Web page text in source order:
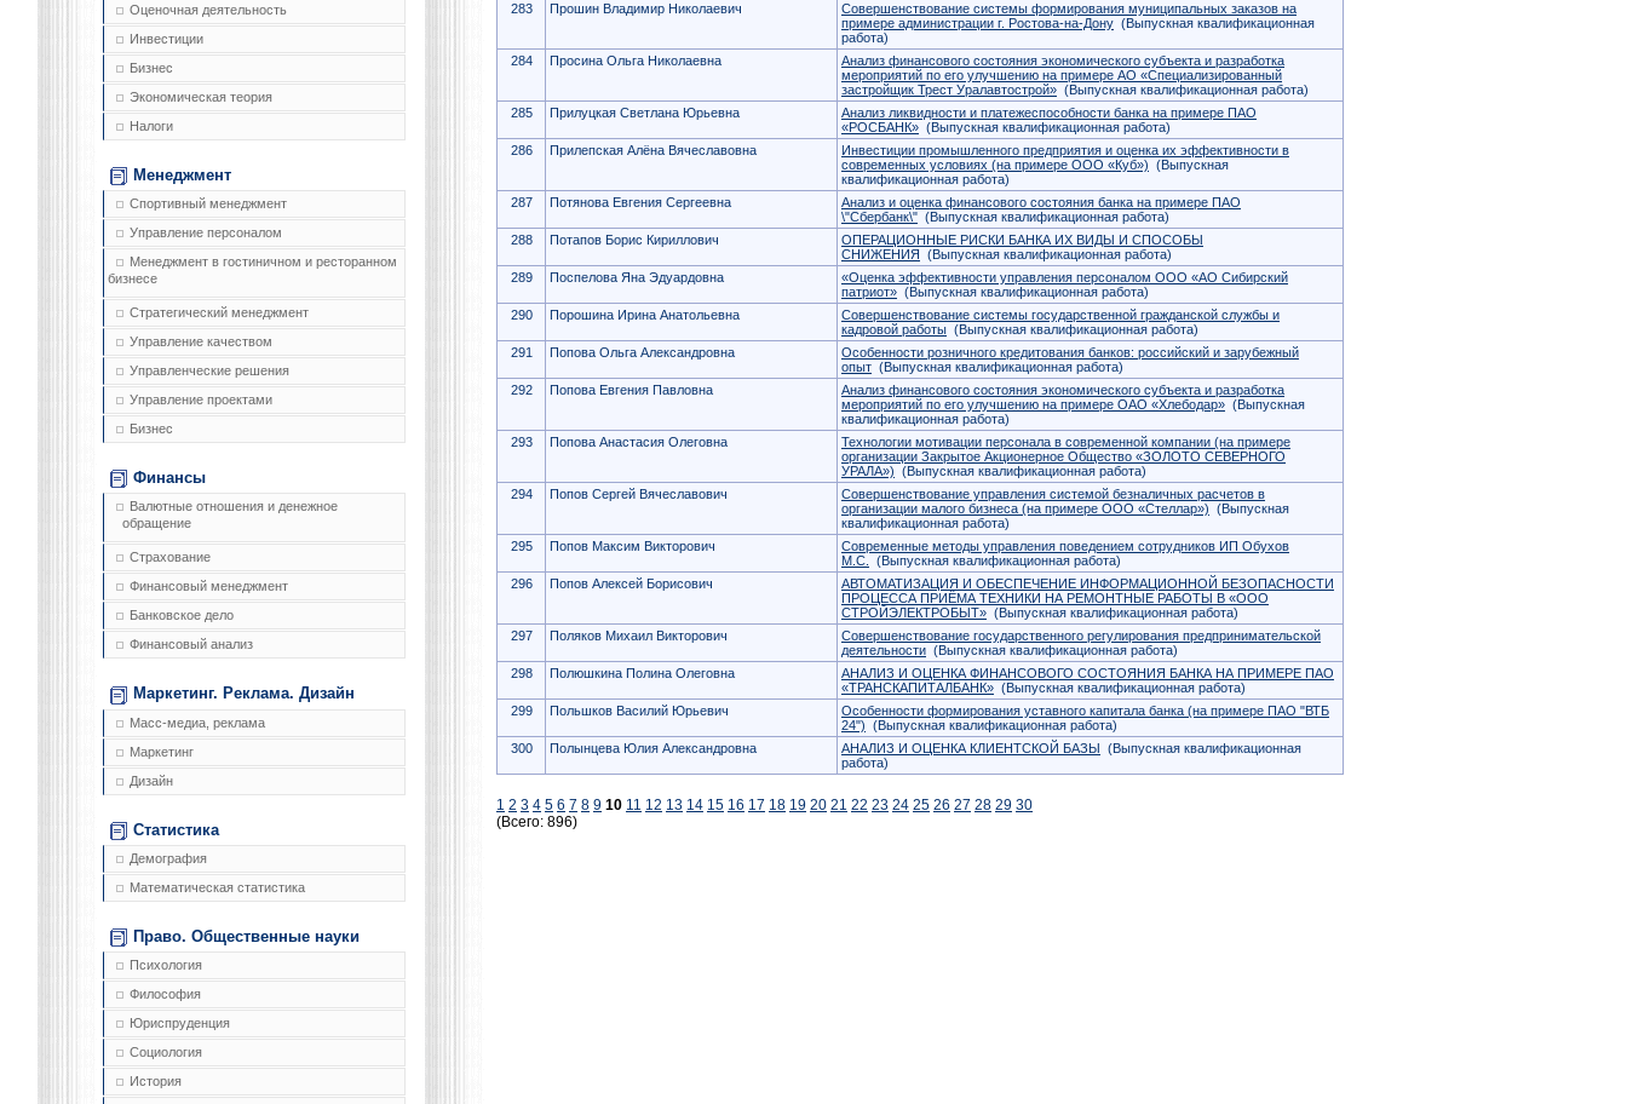
Оценочная деятельность
Инвестиции
Бизнес
Экономическая теория
Налоги
Менеджмент
Спортивный менеджмент
Управление персоналом
Менеджмент в гостиничном и ресторанном
бизнесе
Стратегический менеджмент
Управление качеством
Управленческие решения
Управление проектами
Бизнес
Финансы
Валютные отношения и денежное
обращение
Страхование
Финансовый менеджмент
Банковское дело
Финансовый анализ
Маркетинг. Реклама. Дизайн
Масс-медиа, реклама
Маркетинг
Дизайн
Статистика
Демография
Математическая статистика
Право. Общественные науки
Психология
Философия
Юриспруденция
Социология
История
283
Прошин Владимир Николаевич
Совершенствование системы формирования муниципальных заказов на
примере администрации г. Ростова-на-Дону (Выпускная квалификационная
работа)
284
Просина Ольга Николаевна
Анализ финансового состояния экономического субъекта и разработка
мероприятий по его улучшению на примере АО «Специализированный
застройщик Трест Уралавтострой» (Выпускная квалификационная работа)
285
Прилуцкая Светлана Юрьевна
Анализ ликвидности и платежеспособности банка на примере ПАО
«РОСБАНК» (Выпускная квалификационная работа)
286
Прилепская Алёна Вячеславовна
Инвестиции промышленного предприятия и оценка их эффективности в
современных условиях (на примере ООО «Куб») (Выпускная
квалификационная работа)
287
Потянова Евгения Сергеевна
Анализ и оценка финансового состояния банка на примере ПАО
\"Сбербанк\" (Выпускная квалификационная работа)
288
Потапов Борис Кириллович
ОПЕРАЦИОННЫЕ РИСКИ БАНКА ИХ ВИДЫ И СПОСОБЫ
СНИЖЕНИЯ (Выпускная квалификационная работа)
289
Поспелова Яна Эдуардовна
«Оценка эффективности управления персоналом ООО «АО Сибирский
патриот» (Выпускная квалификационная работа)
290
Порошина Ирина Анатольевна
Совершенствование системы государственной гражданской службы и
кадровой работы (Выпускная квалификационная работа)
291
Попова Ольга Александровна
Особенности розничного кредитования банков: российский и зарубежный
опыт (Выпускная квалификационная работа)
292
Попова Евгения Павловна
Анализ финансового состояния экономического субъекта и разработка
мероприятий по его улучшению на примере ОАО «Хлебодар» (Выпускная
квалификационная работа)
293
Попова Анастасия Олеговна
Технологии мотивации персонала в современной компании (на примере
организации Закрытое Акционерное Общество «ЗОЛОТО СЕВЕРНОГО
УРАЛА») (Выпускная квалификационная работа)
294
Попов Сергей Вячеславович
Совершенствование управления системой безналичных расчетов в
организации малого бизнеса (на примере ООО «Стеллар») (Выпускная
квалификационная работа)
295
Попов Максим Викторович
Современные методы управления поведением сотрудников ИП Обухов
М.С.
(Выпускная квалификационная работа)
296
Попов Алексей Борисович
АВТОМАТИЗАЦИЯ И ОБЕСПЕЧЕНИЕ ИНФОРМАЦИОННОЙ БЕЗОПАСНОСТИ
ПРОЦЕССА ПРИЁМА ТЕХНИКИ НА РЕМОНТНЫЕ РАБОТЫ В «ООО
СТРОЙЭЛЕКТРОБЫТ» (Выпускная квалификационная работа)
297
Поляков Михаил Викторович
Совершенствование государственного регулирования предпринимательской
деятельности (Выпускная квалификационная работа)
298
Полюшкина Полина Олеговна
АНАЛИЗ И ОЦЕНКА ФИНАНСОВОГО СОСТОЯНИЯ БАНКА НА ПРИМЕРЕ ПАО
«ТРАНСКАПИТАЛБАНК» (Выпускная квалификационная работа)
299
Польшков Василий Юрьевич
Особенности формирования уставного капитала банка (на примере ПАО "ВТБ
24") (Выпускная квалификационная работа)
300
Полынцева Юлия Александровна АНАЛИЗ И ОЦЕНКА КЛИЕНТСКОЙ БАЗЫ (Выпускная квалификационная
работа)
1 2 3 4 5 6 7 8 9 10 11 12 13 14 15 16 17 18 19 20 21 22 23 24 25 26 27 28 29 30
(Всего: 896)